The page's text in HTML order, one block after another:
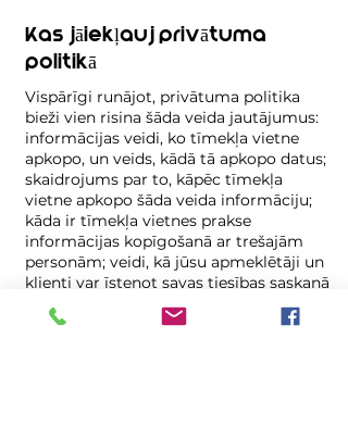
Kas jāiekļauj privātuma
politikā
Vispārīgi runājot, privātuma politika
bieži vien risina šāda veida jautājumus:
informācijas veidi, ko tīmekļa vietne
apkopo, un veids, kādā tā apkopo datus;
skaidrojums par to, kāpēc tīmekļa
vietne apkopo šāda veida informāciju;
kāda ir tīmekļa vietnes prakse
informācijas kopīgošanā ar trešajām
personām; veidi, kā jūsu apmeklētāji un
klienti var īstenot savas tiesības saskaņā
ar attiecīgajiem privātuma tiesību
aktiem; konkrētā prakse attiecībā uz